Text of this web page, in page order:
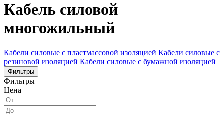
Кабель силовой
многожильный
Кабели силовые с пластмассовой изоляцией Кабели силовые с
резиновой изоляцией Кабели силовые с бумажной изоляцией
Фильтры
Фильтры
Цена